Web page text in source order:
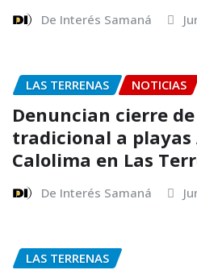
De Interés Samaná
LAS TERRENAS NOTICIAS
Denuncian cierre
tradicional a playas
Calolima en Las
De Interés Samaná
LAS TERRENAS